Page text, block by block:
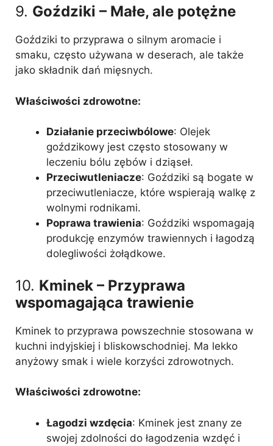
9. Goździki – Małe, ale potężne
Goździki to przyprawa o silnym aromacie i
smaku, często używana w deserach, ale także
jako składnik dań mięsnych.
Właściwości zdrowotne:
Działanie przeciwbólowe: Olejek
goździkowy jest często stosowany w
leczeniu bólu zębów i dziąseł.
Przeciwutleniacze: Goździki są bogate w
przeciwutleniacze, które wspierają walkę z
wolnymi rodnikami.
Poprawa trawienia: Goździki wspomagają
produkcję enzymów trawiennych i łagodzą
dolegliwości żołądkowe.
10. Kminek – Przyprawa
wspomagająca trawienie
Kminek to przyprawa powszechnie stosowana w
kuchni indyjskiej i bliskowschodniej. Ma lekko
anyżowy smak i wiele korzyści zdrowotnych.
Właściwości zdrowotne:
Łagodzi wzdęcia: Kminek jest znany ze
swojej zdolności do łagodzenia wzdęć i